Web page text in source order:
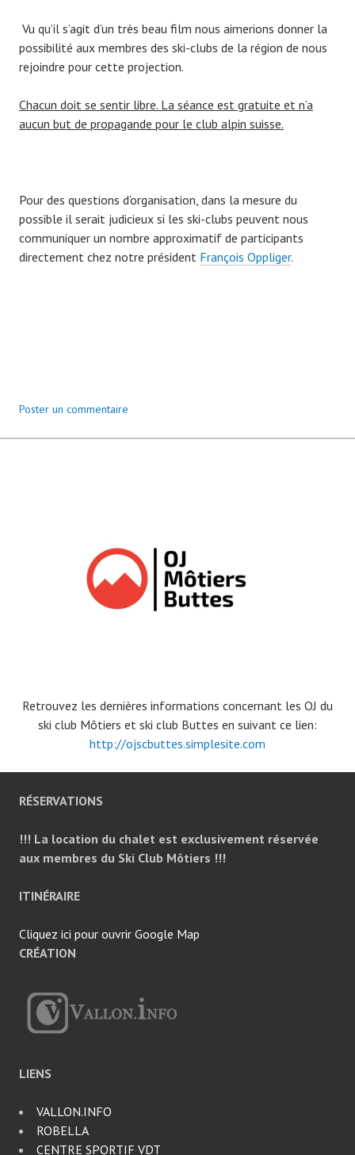
Vu qu’il s’agit d’un très beau film nous aimerions donner la
possibilité aux membres des ski-clubs de la région de nous
rejoindre pour cette projection.
Chacun doit se sentir libre. La séance est gratuite et n’a
aucun but de propagande pour le club alpin suisse.
Pour des questions d’organisation, dans la mesure du
possible il serait judicieux si les ski-clubs peuvent nous
communiquer un nombre approximatif de participants
directement chez notre président François Oppliger.
Poster un commentaire
Retrouvez les dernières informations concernant les OJ du
ski club Môtiers et ski club Buttes en suivant ce lien:
http://ojscbuttes.simplesite.com
RÉSERVATIONS
!!! La location du chalet est exclusivement réservée
aux membres du Ski Club Môtiers !!!
ITINÉRAIRE
Cliquez ici pour ouvrir Google Map
CRÉATION
LIENS
VALLON.INFO
ROBELLA
CENTRE SPORTIF VDT